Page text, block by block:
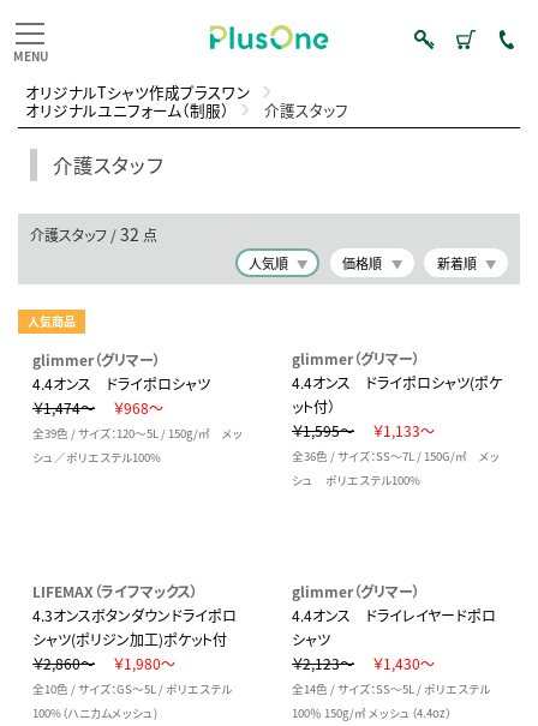
オリジナルTシャツ作成プラスワン
オリジナルユニフォーム（制服） 介護スタッフ
介護スタッフ
介護スタッフ /32 点
人気順 価格順 新着順
人気商品
glimmer（グリマー）
4.4オンス ドライポロシャツ
￥1,474～
￥968～
全39色 / サイズ：120～5L / 150g/㎡ メッ
シュ／ポリエステル100%
glimmer（グリマー）
4.4オンス ドライポロシャツ(ポケ
ット付）
￥1,595～
￥1,133～
全36色 / サイズ：SS～7L / 150G/㎡ メッ
シュ ポリエステル100%
LIFEMAX（ライフマックス）
4.3オンスボタンダウンドライポロ
シャツ(ポリジン加工)ポケット付
￥2,860～
￥1,980～
全10色 / サイズ：GS～5L / ポリエステル
100%（ハニカムメッシュ)
glimmer（グリマー）
4.4オンス ドライレイヤードポロ
シャツ
￥2,123～
￥1,430～
全14色 / サイズ：SS～5L / ポリエステル
100％ 150g/㎡ メッシュ（4.4oz）